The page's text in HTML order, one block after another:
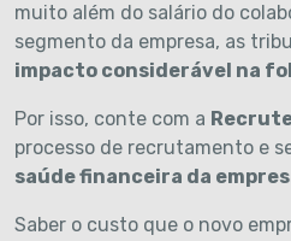
muito além do salário do
segmento da empresa, as
impacto considerável na
Por isso, conte com a
processo de recrutamento e
saúde financeira da
Saber o custo que o novo